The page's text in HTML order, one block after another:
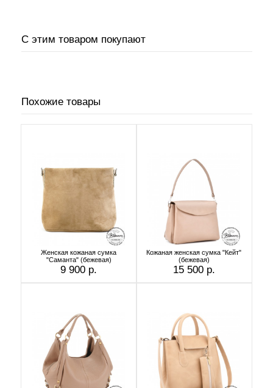
С этим товаром покупают
Похожие товары
Женская кожаная сумка
"Саманта" (бежевая)
9 900 р.
Кожаная женская сумка "Кейт"
(бежевая)
15 500 р.